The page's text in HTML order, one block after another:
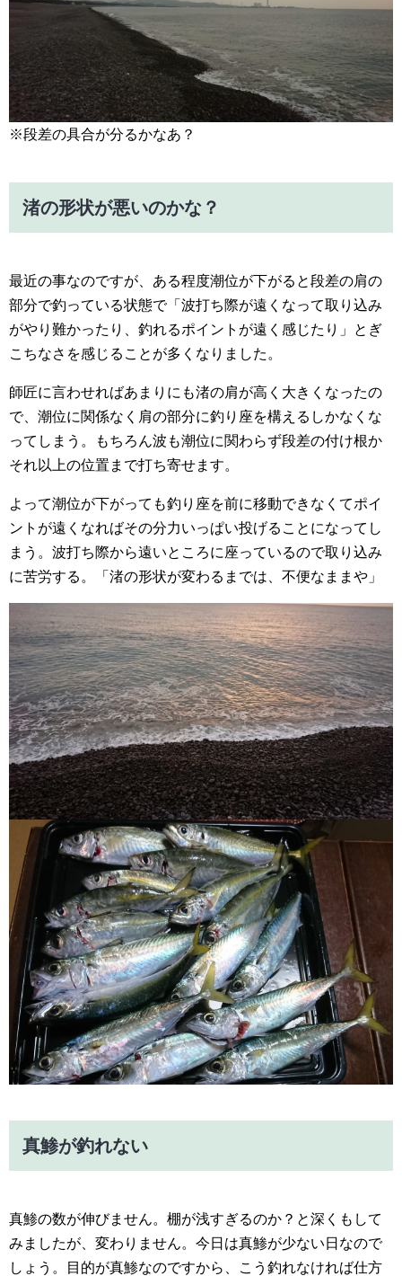
※段差の具合が分るかなあ？
渚の形状が悪いのかな？
最近の事なのですが、ある程度潮位が下がると段差の肩の
部分で釣っている状態で「波打ち際が遠くなって取り込み
がやり難かったり、釣れるポイントが遠く感じたり」とぎ
こちなさを感じることが多くなりました。
師匠に言わせればあまりにも渚の肩が高く大きくなったの
で、潮位に関係なく肩の部分に釣り座を構えるしかなくな
ってしまう。もちろん波も潮位に関わらず段差の付け根か
それ以上の位置まで打ち寄せます。
よって潮位が下がっても釣り座を前に移動できなくてポイ
ントが遠くなればその分力いっぱい投げることになってし
まう。波打ち際から遠いところに座っているので取り込み
に苦労する。「渚の形状が変わるまでは、不便なままや」
真鯵が釣れない
真鯵の数が伸びません。棚が浅すぎるのか？と深くもして
みましたが、変わりません。今日は真鯵が少ない日なので
しょう。目的が真鯵なのですから、こう釣れなければ仕方